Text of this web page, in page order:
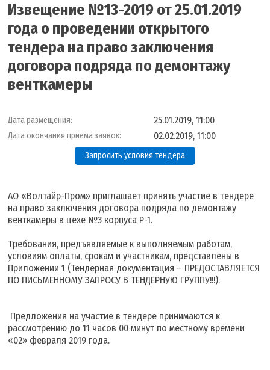
Извещение №13-2019 от 25.01.2019
года о проведении открытого
тендера на право заключения
договора подряда по демонтажу
венткамеры
Дата размещения: 25.01.2019, 11:00
Дата окончания приема заявок: 02.02.2019, 11:00
Запросить условия тендера
АО «Волтайр-Пром» приглашает принять участие в тендере
на право заключения договора подряда по демонтажу
венткамеры в цехе №3 корпуса Р-1.
Требования, предъявляемые к выполняемым работам,
условиям оплаты, срокам и участникам, представлены в
Приложении 1 (Тендерная документация – ПРЕДОСТАВЛЯЕТСЯ
ПО ПИСЬМЕННОМУ ЗАПРОСУ В ТЕНДЕРНУЮ ГРУППУ!!!).
Предложения на участие в тендере принимаются к
рассмотрению до 11 часов 00 минут по местному времени
«02» февраля 2019 года.